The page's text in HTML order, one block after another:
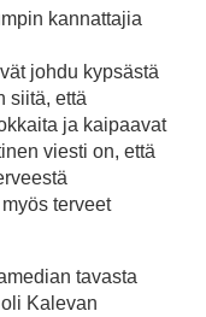
kannattajia
johdu kypsästä
siitä, että
ja kaipaavat
viesti on, että
terveet
tavasta
Kalevan